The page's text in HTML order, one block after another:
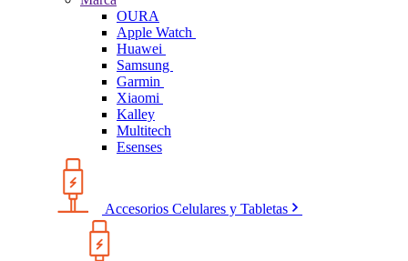
OURA
Apple Watch
Huawei
Samsung
Garmin
Xiaomi
Kalley
Multitech
Esenses
Accesorios Celulares y Tabletas